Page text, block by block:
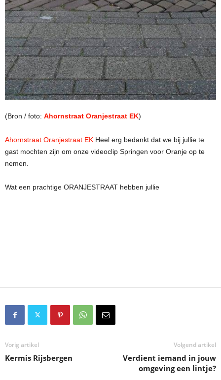
(Bron / foto: Ahornstraat Oranjestraat EK)
Ahornstraat Oranjestraat EK Heel erg bedankt dat we bij jullie te
gast mochten zijn om onze videoclip Springen voor Oranje op te
nemen.
Wat een prachtige ORANJESTRAAT hebben jullie
Vorig artikel
Kermis Rijsbergen
Volgend artikel
Verdient iemand in jouw
omgeving een lintje?